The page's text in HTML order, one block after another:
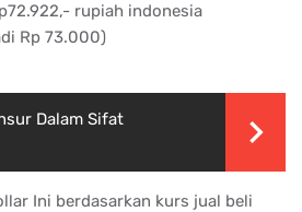
indonesia
Rp 73.000)
Dalam Sifat
Ini berdasarkan kurs jual beli